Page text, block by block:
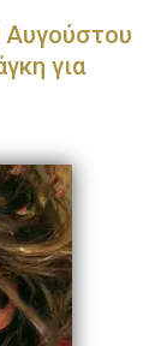
Αυγούστου
για